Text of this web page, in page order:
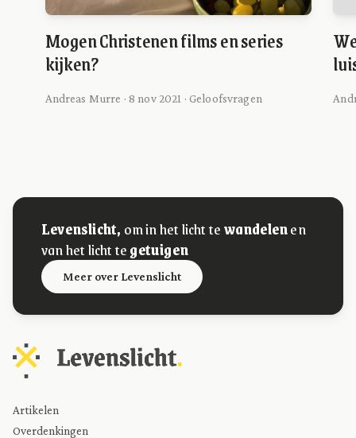
Mogen Christenen films en series
kijken?
Andreas Murre · 8 nov 2021 · Geloofsvragen
Levenslicht, om in het licht tewandelenen
van het licht tegetuigen
Meer over Levenslicht
Artikelen
Overdenkingen